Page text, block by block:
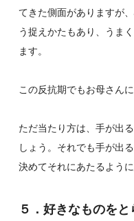
てきた側面がありますが
う捉えかたもあり、うま
ます。
この反抗期でもお母さん
ただ当たり方は、手が出
しょう。それでも手が出
決めてそれにあたるよう
５．好きなものを